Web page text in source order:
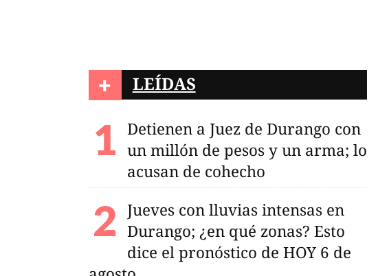
+ LEÍDAS
Detienen a Juez de Durango con
un millón de pesos y un arma; lo
acusan de cohecho
Jueves con lluvias intensas en
Durango; ¿en qué zonas? Esto
dice el pronóstico de HOY 6 de